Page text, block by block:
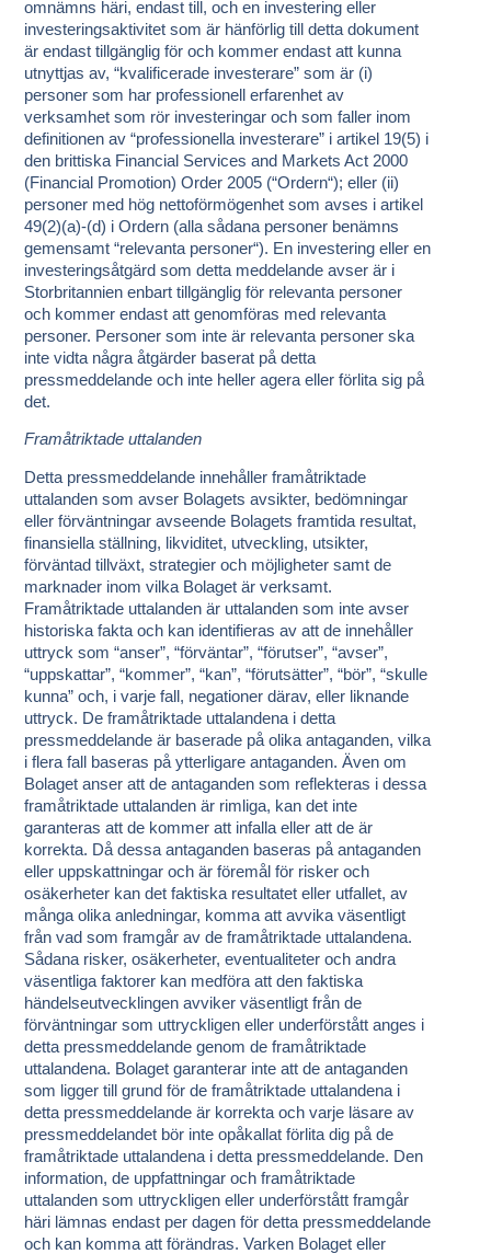
omnämns häri, endast till, och en investering eller
investeringsaktivitet som är hänförlig till detta dokument
är endast tillgänglig för och kommer endast att kunna
utnyttjas av, “kvalificerade investerare” som är (i)
personer som har professionell erfarenhet av
verksamhet som rör investeringar och som faller inom
definitionen av “professionella investerare” i artikel 19(5) i
den brittiska Financial Services and Markets Act 2000
(Financial Promotion) Order 2005 (“Ordern“); eller (ii)
personer med hög nettoförmögenhet som avses i artikel
49(2)(a)-(d) i Ordern (alla sådana personer benämns
gemensamt “relevanta personer“). En investering eller en
investeringsåtgärd som detta meddelande avser är i
Storbritannien enbart tillgänglig för relevanta personer
och kommer endast att genomföras med relevanta
personer. Personer som inte är relevanta personer ska
inte vidta några åtgärder baserat på detta
pressmeddelande och inte heller agera eller förlita sig på
det.
Framåtriktade uttalanden
Detta pressmeddelande innehåller framåtriktade
uttalanden som avser Bolagets avsikter, bedömningar
eller förväntningar avseende Bolagets framtida resultat,
finansiella ställning, likviditet, utveckling, utsikter,
förväntad tillväxt, strategier och möjligheter samt de
marknader inom vilka Bolaget är verksamt.
Framåtriktade uttalanden är uttalanden som inte avser
historiska fakta och kan identifieras av att de innehåller
uttryck som “anser”, “förväntar”, “förutser”, “avser”,
“uppskattar”, “kommer”, “kan”, “förutsätter”, “bör”, “skulle
kunna” och, i varje fall, negationer därav, eller liknande
uttryck. De framåtriktade uttalandena i detta
pressmeddelande är baserade på olika antaganden, vilka
i flera fall baseras på ytterligare antaganden. Även om
Bolaget anser att de antaganden som reflekteras i dessa
framåtriktade uttalanden är rimliga, kan det inte
garanteras att de kommer att infalla eller att de är
korrekta. Då dessa antaganden baseras på antaganden
eller uppskattningar och är föremål för risker och
osäkerheter kan det faktiska resultatet eller utfallet, av
många olika anledningar, komma att avvika väsentligt
från vad som framgår av de framåtriktade uttalandena.
Sådana risker, osäkerheter, eventualiteter och andra
väsentliga faktorer kan medföra att den faktiska
händelseutvecklingen avviker väsentligt från de
förväntningar som uttryckligen eller underförstått anges i
detta pressmeddelande genom de framåtriktade
uttalandena. Bolaget garanterar inte att de antaganden
som ligger till grund för de framåtriktade uttalandena i
detta pressmeddelande är korrekta och varje läsare av
pressmeddelandet bör inte opåkallat förlita dig på de
framåtriktade uttalandena i detta pressmeddelande. Den
information, de uppfattningar och framåtriktade
uttalanden som uttryckligen eller underförstått framgår
häri lämnas endast per dagen för detta pressmeddelande
och kan komma att förändras. Varken Bolaget eller